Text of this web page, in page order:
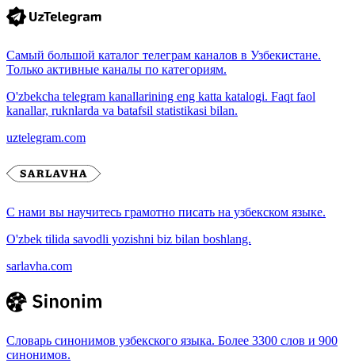
Самый большой каталог телеграм каналов в Узбекистане.
Только активные каналы по категориям.
O'zbekcha telegram kanallarining eng katta katalogi. Faqt faol
kanallar, ruknlarda va batafsil statistikasi bilan.
uztelegram.com
С нами вы научитесь грамотно писать на узбекском языке.
O'zbek tilida savodli yozishni biz bilan boshlang.
sarlavha.com
Словарь синонимов узбекского языка. Более 3300 слов и 900
синонимов.